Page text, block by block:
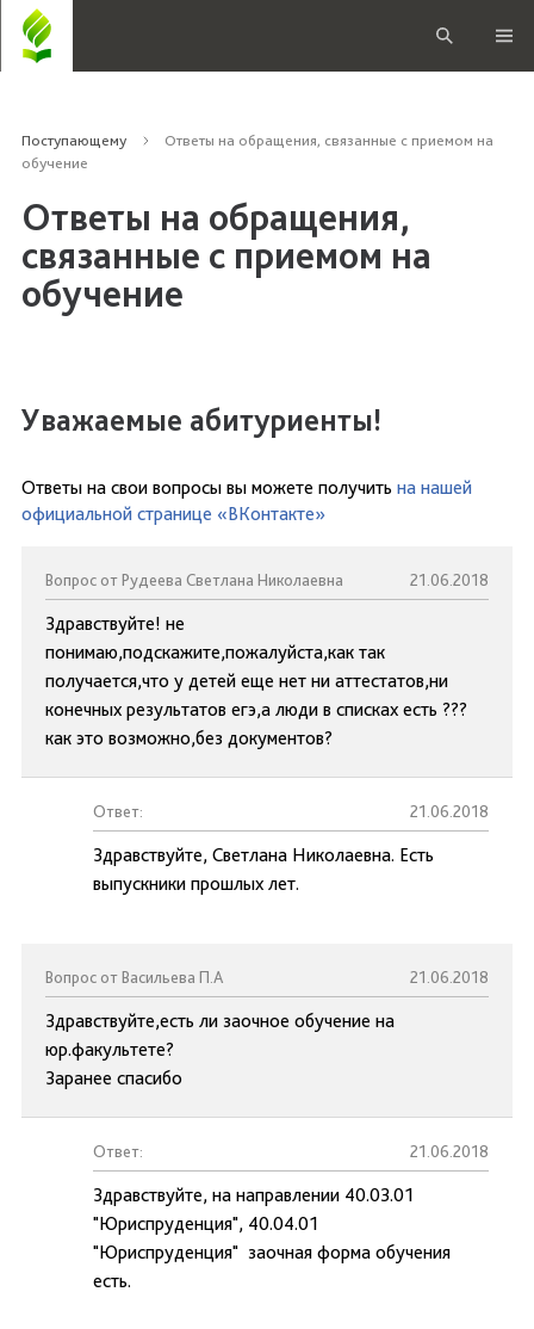
Поступающему
Ответы на обращения, связанные с приемом на
обучение
Ответы на обращения,
связанные с приемом на
обучение
Уважаемые абитуриенты!
Ответы на свои вопросы вы можете получить на нашей
официальной странице «ВКонтакте»
Вопрос от Рудеева Светлана Николаевна 21.06.2018
Здравствуйте! не
понимаю,подскажите,пожалуйста,как так
получается,что у детей еще нет ни аттестатов,ни
конечных результатов егэ,а люди в списках есть ???
как это возможно,без документов?
Ответ: 21.06.2018
Здравствуйте, Светлана Николаевна. Есть
выпускники прошлых лет.
Вопрос от Васильева П.А 21.06.2018
Здравствуйте,есть ли заочное обучение на
юр.факультете?
Заранее спасибо
Ответ: 21.06.2018
Здравствуйте, на направлении 40.03.01
"Юриспруденция", 40.04.01
"Юриспруденция" заочная форма обучения
есть.